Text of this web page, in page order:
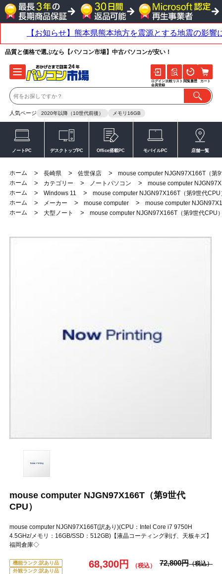
品質と価格で選ぶなら【パソコン市場】中古パソコンが安い！
人気ページ 2020年以降（10世代前後） メモリ16GB
ログイン
会員登録
比較リスト 閲覧履歴 カート
ノートPC デスクトップPC Office搭載PC モバイルPC 店舗一覧
ホーム > 長崎県 > 佐世保店 >
mouse computer NJGN97X166T（第
ホーム
> カテゴリー > ノートパソコン >
mouse computer
ホーム
> Windows 11 >
mouse computer NJGN97X166T（第9世代CPU
ホーム
> メーカー > mouse computer >
mouse computer
ホーム
> 大型ノート > mouse computer NJGN97X166T（第9世代CPU
mouse computer NJGN97X166T（第9世代
CPU）
mouse computer NJGN97X166T(訳あり)(CPU：Intel Core i7 9750H
4.5GHz/メモリ：16GB/SSD：512GB)【液晶コーティング剥げ、天板キズ】
福岡倉庫◇
機能ランク:訳あり品
外観ランク:訳あり品
68,300円 72,800円